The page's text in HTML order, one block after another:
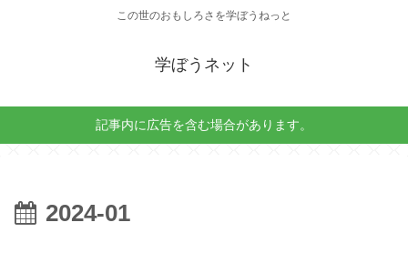
この世のおもしろさを学ぼうねっと
学ぼうネット
記事内に広告を含む場合があります。
2024-01